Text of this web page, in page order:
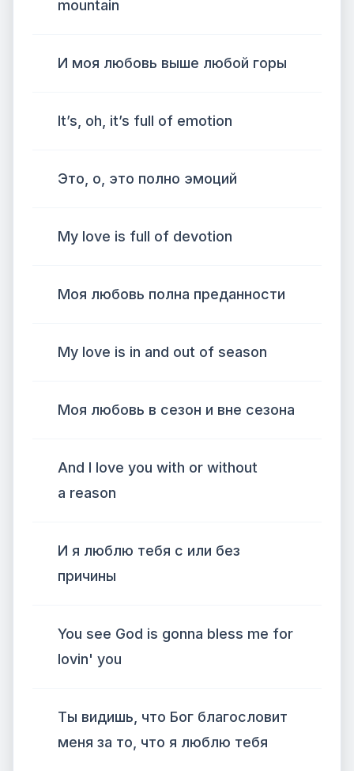
mountain
И моя любовь выше любой горы
It’s, oh, it’s full of emotion
Это, о, это полно эмоций
My love is full of devotion
Моя любовь полна преданности
My love is in and out of season
Моя любовь в сезон и вне сезона
And I love you with or without
a reason
И я люблю тебя с или без
причины
You see God is gonna bless me for
lovin' you
Ты видишь, что Бог благословит
меня за то, что я люблю тебя